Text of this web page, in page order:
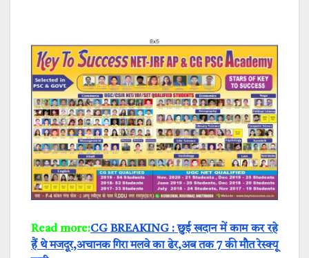
Read more:CG BREAKING : छुई खदान में काम कर रहे
हैं थे मजदूर,अचानक गिरा मलवे का ढेर,अब तक 7 की मौत रेस्क्यू